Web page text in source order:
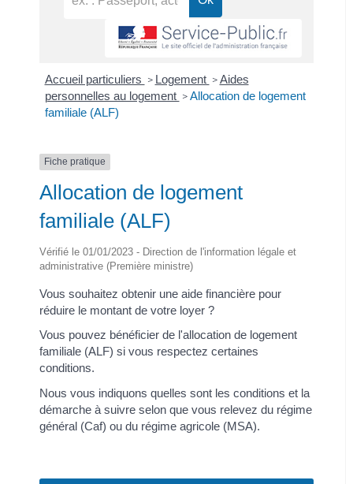
Accueil particuliers > Logement > Aides
personnelles au logement > Allocation de logement
familiale (ALF)
Fiche pratique
Allocation de logement
familiale (ALF)
Vérifié le 01/01/2023 - Direction de l'information légale et
administrative (Première ministre)
Vous souhaitez obtenir une aide financière pour
réduire le montant de votre loyer ?
Vous pouvez bénéficier de l'allocation de logement
familiale (ALF) si vous respectez certaines
conditions.
Nous vous indiquons quelles sont les conditions et la
démarche à suivre selon que vous relevez du régime
général (Caf) ou du régime agricole (MSA).